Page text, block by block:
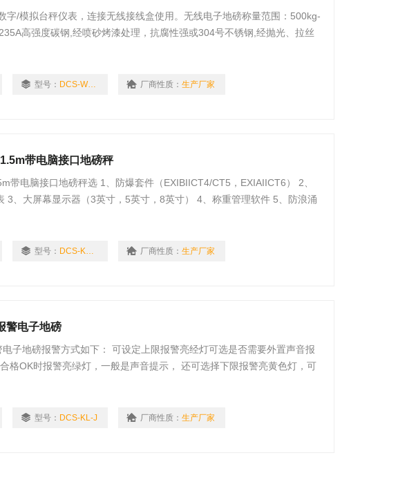
字/模拟台秤仪表，连接无线接线盒使用。无线电子地磅称量范围：500kg-
高强度碳钢,经喷砂烤漆处理，抗腐性强或304号不锈钢,经抛光、拉丝
型号： DCS-WX-2T 厂商性质：生产厂家
带电脑接口地磅秤
带电脑接口地磅秤选 1、防爆套件（EXIBIICT4/CT5，EXIAIICT6） 2、
3、大屏幕显示器（3英寸，5英寸，8英寸） 4、称重管理软件 5、防浪涌
型号： DCS-KL-2T 厂商性质：生产厂家
警电子地磅
子地磅报警方式如下： 可设定上限报警亮经灯可选是否需要外置声音报
格OK时报警亮绿灯，一般是声音提示， 还可选择下限报警亮黄色灯，可
型号： DCS-KL-J 厂商性质：生产厂家